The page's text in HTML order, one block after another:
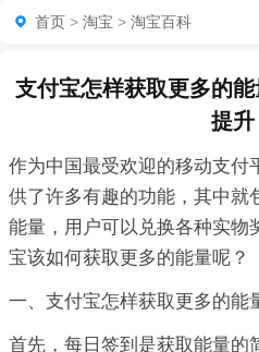
首页 > 淘宝 > 淘宝百科
支付宝怎样获取更多的
提升
作为中国最受欢迎的移动支付
供了许多有趣的功能，其中就
能量，用户可以兑换各种实物
宝该如何获取更多的能量呢？
一、支付宝怎样获取更多的能
首先，每日签到是获取能量的